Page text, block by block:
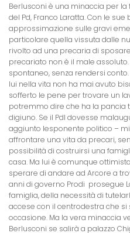
Berlusconi è una minaccia per
del Pd, Franco Laratta. Con le
approssimazione sulle gravi
particolare quella vissuta dalle
rivolto ad una precaria di
precariato non è il male
spontaneo, senza rendersi conto.
lui nella vita non ha mai avuto
sofferto le pene per trovare un
potremmo dire che ha la
digiuno. Se il Pdl dovesse
aggiunto lesponente politico –
affrontare una vita da precari,
possibilità di costruirsi una
casa. Ma lui è comunque
sperare di andare ad Arcore a
anni di governo Prodi  prosegue
famiglia, della necessità di
accese con il centrodestra che
occasione. Ma la vera minaccia
Berlusconi se salirà a palazzo